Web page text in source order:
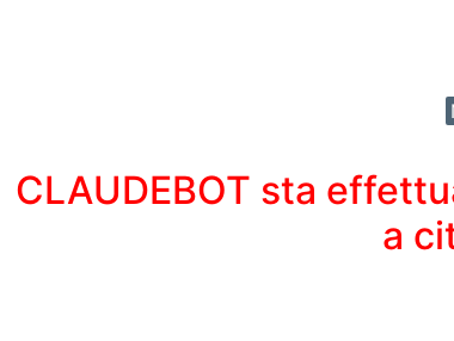
CLAUDEBOT sta
a